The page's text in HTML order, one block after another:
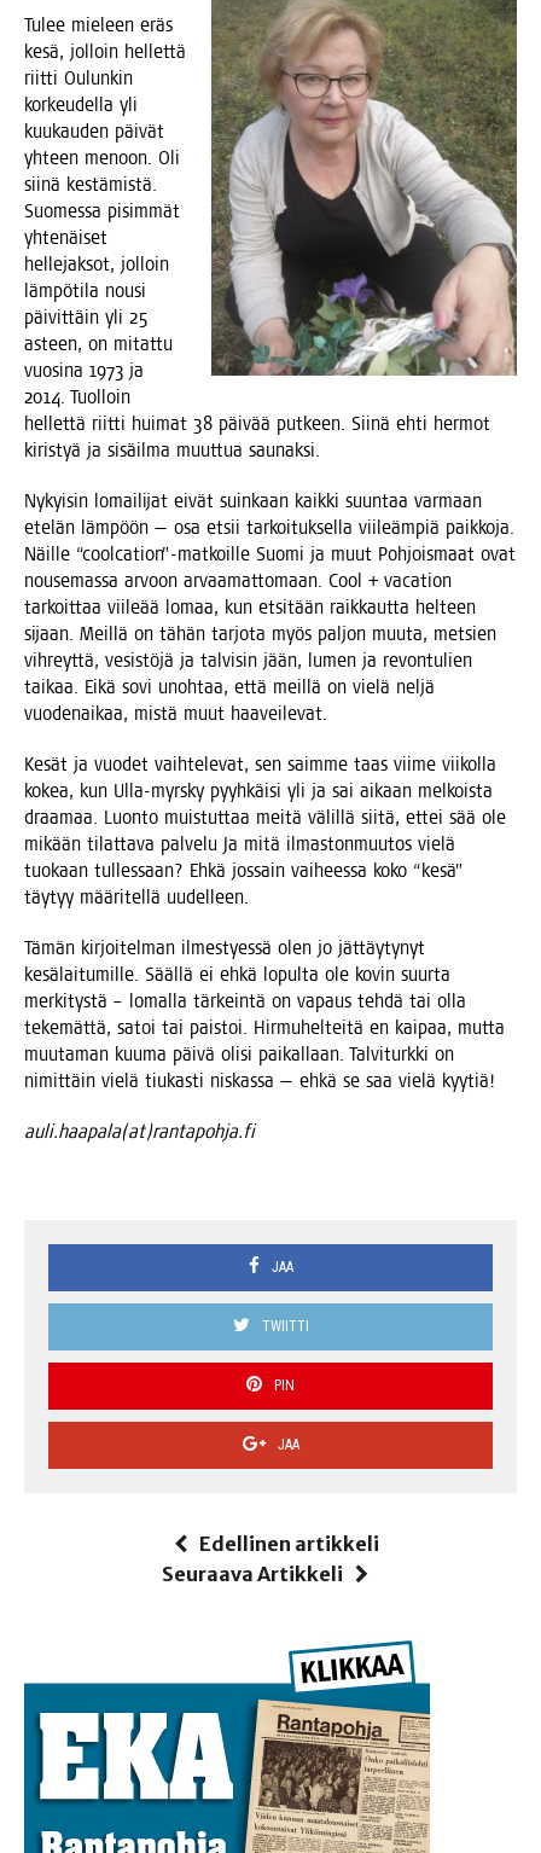
Tulee mie­leen eräs
kesä, jol­loin hel­let­tä
riit­ti Oulun­kin
kor­keu­del­la yli
kuu­kau­den päi­vät
yhteen menoon. Oli
sii­nä kes­tä­mis­tä.
Suo­mes­sa pisim­mät
yhte­näi­set
hel­le­jak­sot, jol­loin
läm­pö­ti­la nousi
päi­vit­täin yli 25
asteen, on mitat­tu
vuo­si­na 1973 ja
2014. Tuol­loin
hel­let­tä riit­ti hui­mat 38 päi­vää put­keen. Sii­nä ehti her­mot
kiris­tyä ja sisäil­ma muut­tua saunaksi.
Nykyi­sin lomai­li­jat eivät suin­kaan kaik­ki suun­taa var­maan
ete­län läm­pöön — osa etsii tar­koi­tuk­sel­la vii­leäm­piä paik­ko­ja.
Näil­le “coolcation”-matkoille Suo­mi ja muut Poh­jois­maat ovat
nouse­mas­sa arvoon arvaa­mat­to­maan. Cool + vaca­tion
tar­koit­taa vii­le­ää lomaa, kun etsi­tään raik­kaut­ta hel­teen
sijaan. Meil­lä on tähän tar­jo­ta myös pal­jon muu­ta, met­sien
vih­reyt­tä, vesis­tö­jä ja tal­vi­sin jään, lumen ja revon­tu­lien
tai­kaa. Eikä sovi unoh­taa, että meil­lä on vie­lä nel­jä
vuo­den­ai­kaa, mis­tä muut haaveilevat.
Kesät ja vuo­det vaih­te­le­vat, sen saim­me taas vii­me vii­kol­la
kokea, kun Ulla-myrs­ky pyyh­käi­si yli ja sai aikaan mel­kois­ta
draa­maa. Luon­to muis­tut­taa mei­tä välil­lä sii­tä, ettei sää ole
mikään tilat­ta­va pal­ve­lu Ja mitä ilmas­ton­muu­tos vie­lä
tuo­kaan tul­les­saan? Ehkä jos­sain vai­hees­sa koko “kesä”
täy­tyy mää­ri­tel­lä uudelleen.
Tämän kir­joi­tel­man ilmes­tyes­sä olen jo jät­täy­ty­nyt
kesä­lai­tu­mil­le. Sääl­lä ei ehkä lopul­ta ole kovin suur­ta
mer­ki­tys­tä – lomal­la tär­kein­tä on vapaus teh­dä tai olla
teke­mät­tä, satoi tai pais­toi. Hir­mu­hel­tei­tä en kai­paa, mut­ta
muu­ta­man kuu­ma päi­vä oli­si pai­kal­laan. Tal­vi­turk­ki on
nimit­täin vie­lä tiu­kas­ti nis­kas­sa — ehkä se saa vie­lä kyytiä!
auli.haapala(at)rantapohja.fi
JAA
TWIITTI
PIN
JAA
Edellinen artikkeli
Seuraava Artikkeli